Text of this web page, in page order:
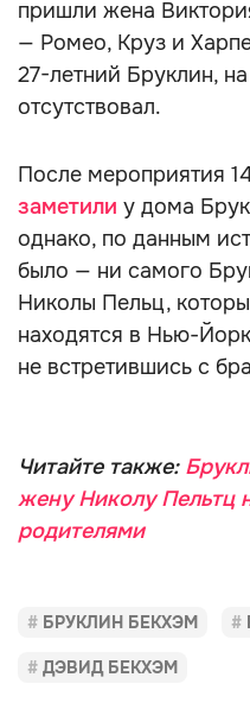
пришли жена
— Ромео, Круз и
27-летний Бруклин,
отсутствовал.
После мероприятия
заметили у дома
однако, по данным
было — ни самого
Николы Пельц,
находятся в Нью-
не встретившись с
Читайте также:
жену Николу Пельтц
родителями
БРУКЛИН БЕКХЭМ
ДЭВИД БЕКХЭМ